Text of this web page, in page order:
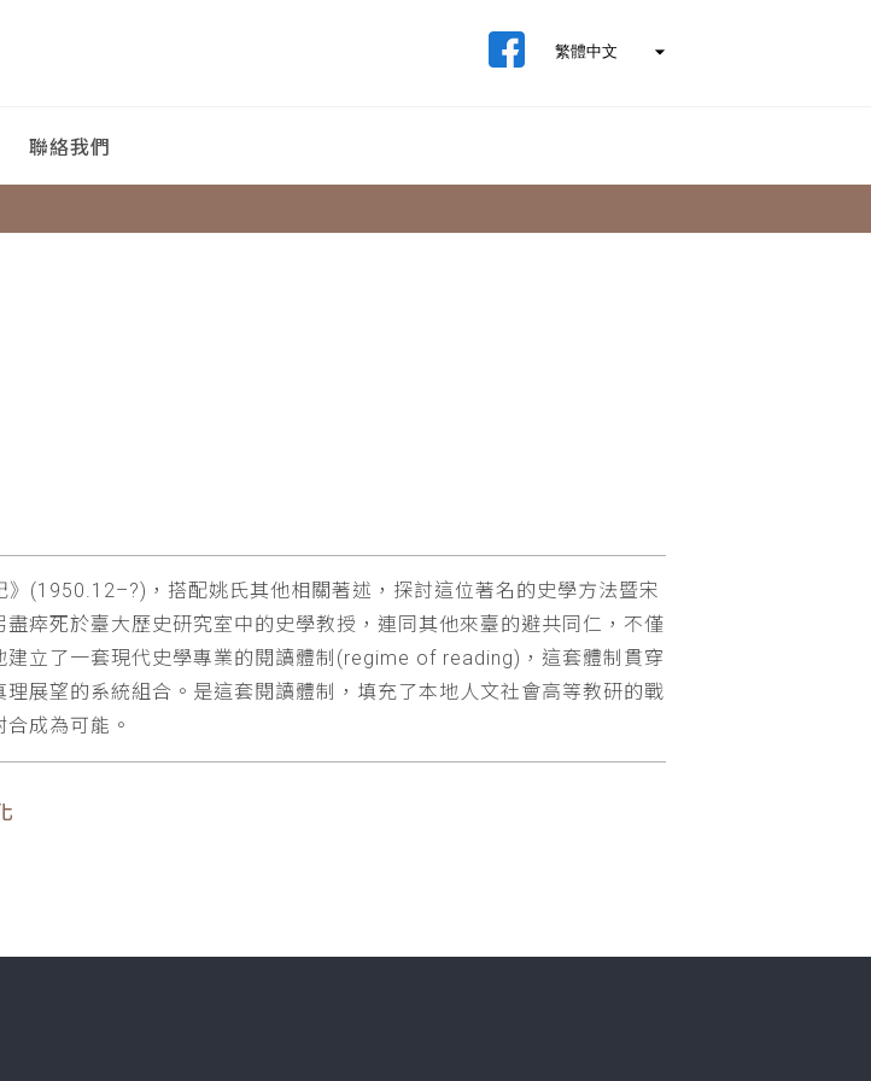
聯絡我們
(1950.12–?)，搭配姚氏其他相關著述，探討這位著名的史學方法暨宋
瘁死於臺大歷史研究室中的史學教授，連同其他來臺的避共同仁，不僅
立了一套現代史學專業的閱讀體制(regime of reading)，這套體制貫穿
展望的系統組合。是這套閱讀體制，填充了本地人文社會高等教研的戰
成為可能。